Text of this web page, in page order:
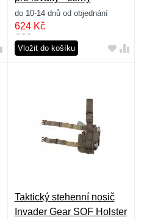
do 10-14 dnů od objednání
624Kč
Vložit do košíku
Taktický stehenní nosič
Invader Gear SOF Holster